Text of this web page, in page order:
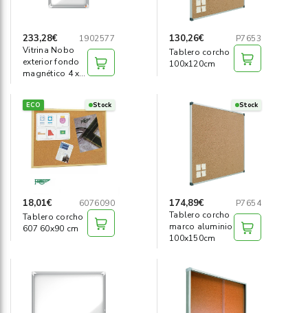
Tinta y tóner
Informática
Mobiliario
Seguridad ›
233,28€
1902577
Vitrina Nobo
exterior fondo
magnético 4 x
130,26€
P7653
Tablero corcho
100x120cm
ECO Stock
18,01€
6076090
Tablero corcho
607 60x90 cm
Stock
174,89€
P7654
Tablero corcho
marco aluminio
100x150cm